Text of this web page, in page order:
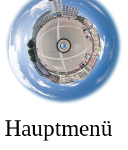
Hauptmenü